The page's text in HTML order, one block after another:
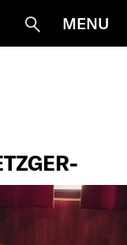
Suche
MENU